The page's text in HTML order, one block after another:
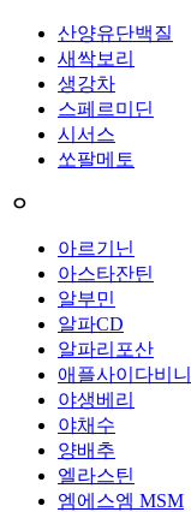
산양유단백질
새싹보리
생강차
스페르미딘
시서스
쏘팔메토
ㅇ
아르기닌
아스타잔틴
알부민
알파CD
알파리포산
애플사이다비
야생베리
야채수
양배추
엘라스틴
엠에스엠 MSM